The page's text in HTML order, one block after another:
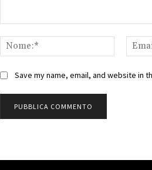
Nome:*
Save my name, email, and website in